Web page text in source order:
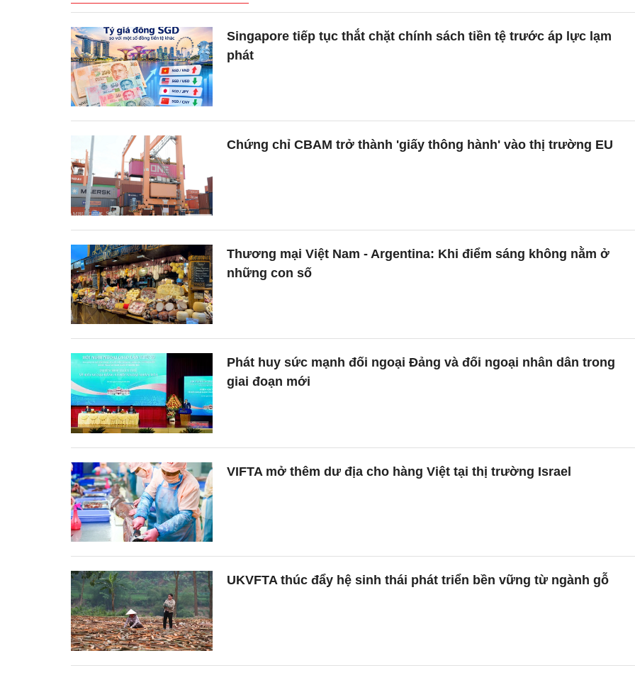
Singapore tiếp tục thắt chặt chính sách tiền tệ trước áp lực lạm
phát
Chứng chỉ CBAM trở thành 'giấy thông hành' vào thị trường EU
Thương mại Việt Nam - Argentina: Khi điểm sáng không nằm ở
những con số
Phát huy sức mạnh đối ngoại Đảng và đối ngoại nhân dân trong
giai đoạn mới
VIFTA mở thêm dư địa cho hàng Việt tại thị trường Israel
UKVFTA thúc đẩy hệ sinh thái phát triển bền vững từ ngành gỗ